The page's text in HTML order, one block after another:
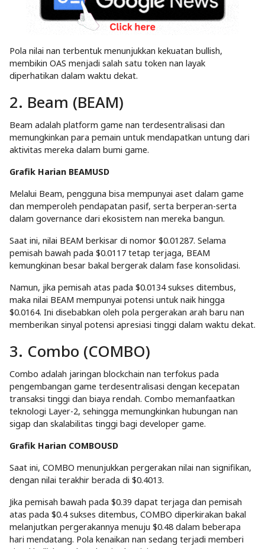
Pola nilai nan terbentuk menunjukkan kekuatan bullish,
membikin OAS menjadi salah satu token nan layak
diperhatikan dalam waktu dekat.
2. Beam (BEAM)
Beam adalah platform game nan terdesentralisasi dan
memungkinkan para pemain untuk mendapatkan untung dari
aktivitas mereka dalam bumi game.
Grafik Harian BEAMUSD
Melalui Beam, pengguna bisa mempunyai aset dalam game
dan memperoleh pendapatan pasif, serta berperan-serta
dalam governance dari ekosistem nan mereka bangun.
Saat ini, nilai BEAM berkisar di nomor $0.01287. Selama
pemisah bawah pada $0.0117 tetap terjaga, BEAM
kemungkinan besar bakal bergerak dalam fase konsolidasi.
Namun, jika pemisah atas pada $0.0134 sukses ditembus,
maka nilai BEAM mempunyai potensi untuk naik hingga
$0.0164. Ini disebabkan oleh pola pergerakan arah baru nan
memberikan sinyal potensi apresiasi tinggi dalam waktu dekat.
3. Combo (COMBO)
Combo adalah jaringan blockchain nan terfokus pada
pengembangan game terdesentralisasi dengan kecepatan
transaksi tinggi dan biaya rendah. Combo memanfaatkan
teknologi Layer-2, sehingga memungkinkan hubungan nan
sigap dan skalabilitas tinggi bagi developer game.
Grafik Harian COMBOUSD
Saat ini, COMBO menunjukkan pergerakan nilai nan signifikan,
dengan nilai terakhir berada di $0.4013.
Jika pemisah bawah pada $0.39 dapat terjaga dan pemisah
atas pada $0.4 sukses ditembus, COMBO diperkirakan bakal
melanjutkan pergerakannya menuju $0.48 dalam beberapa
hari mendatang. Pola kenaikan nan sedang terjadi memberi